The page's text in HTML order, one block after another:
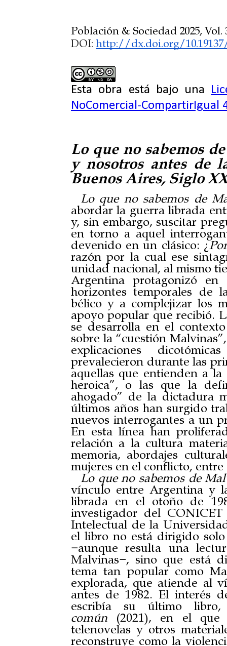
Población & Sociedad 2025, Vol.
DOI: http://dx.doi.org/10.19137/
Esta obra está bajo una
NoComercial-CompartirIgual
Lo que no sabemos
y nosotros antes de
Buenos Aires, Siglo
Lo que no sabemos de
abordar la guerra librada
y, sin embargo, suscitar
en torno a aquel
devenido en un clásico: ¿
razón por la cual ese
unidad nacional, al mismo
Argentina protagonizó
horizontes temporales de
bélico y a complejizar los
apoyo popular que recibió.
se desarrolla en el
sobre la “cuestión
explicaciones
prevalecieron durante las
aquellas que entienden a
heroica”, o las que la
ahogado” de la dictadura
últimos años han surgido
nuevos interrogantes a un
En esta línea han
relación a la cultura
memoria, abordajes
mujeres en el conflicto,
Lo que no sabemos de
vínculo entre Argentina y
librada en el otoño de
investigador del
Intelectual de la
el libro no está dirigido
−aunque resulta una
Malvinas−, sino que está
tema tan popular como
explorada, que atiende al
antes de 1982. El interés
escribía su último
común (2021),
en el que
telenovelas y otros
reconstruye como la